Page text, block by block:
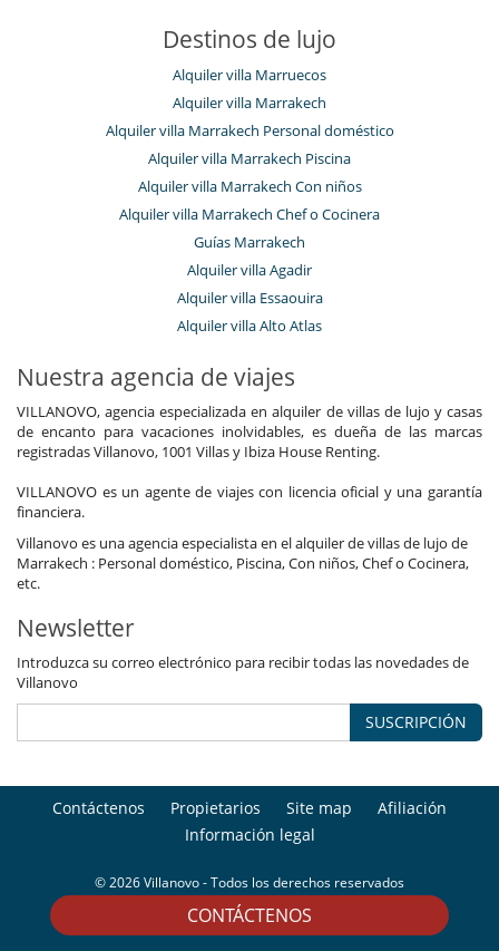
CONTÁCTENOS
Destinos de lujo
Alquiler villa Marruecos
Alquiler villa Marrakech
Alquiler villa Marrakech Personal doméstico
Alquiler villa Marrakech Piscina
Alquiler villa Marrakech Con niños
Alquiler villa Marrakech Chef o Cocinera
Guías Marrakech
Alquiler villa Agadir
Alquiler villa Essaouira
Alquiler villa Alto Atlas
Nuestra agencia de viajes
VILLANOVO, agencia especializada en alquiler de villas de lujo y casas
de encanto para vacaciones inolvidables, es dueña de las marcas
registradas Villanovo, 1001 Villas y Ibiza House Renting.
VILLANOVO es un agente de viajes con licencia oficial y una garantía
financiera.
Villanovo es una agencia especialista en el alquiler de villas de lujo de
Marrakech : Personal doméstico, Piscina, Con niños, Chef o Cocinera,
etc.
Newsletter
Introduzca su correo electrónico para recibir todas las novedades de
Villanovo
SUSCRIPCIÓN
Contáctenos Propietarios Site map
Afiliación
Información legal
© 2026 Villanovo - Todos los derechos reservados